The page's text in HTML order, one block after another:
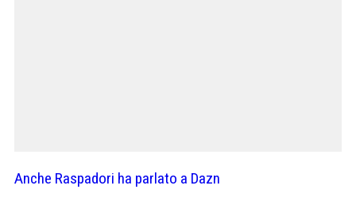
Anche Raspadori ha parlato a Dazn